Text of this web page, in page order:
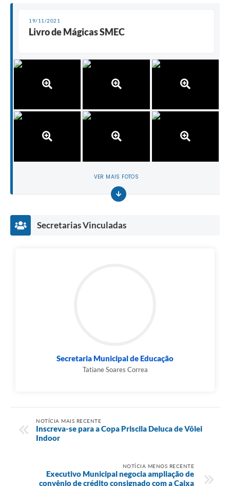
19/11/2021
Livro de Mágicas SMEC
VER MAIS FOTOS
Secretarias Vinculadas
Secretaria Municipal de Educação
Tatiane Soares Correa
NOTÍCIA MAIS RECENTE
Inscreva-se para a Copa Priscila Deluca de Vôlei
Indoor
NOTÍCIA MENOS RECENTE
Executivo Municipal negocia ampliação de
convênio de crédito consignado com a Caixa